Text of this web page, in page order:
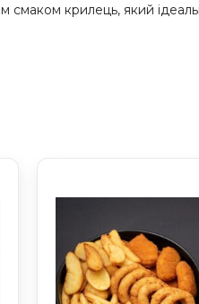
смаком крилець, який